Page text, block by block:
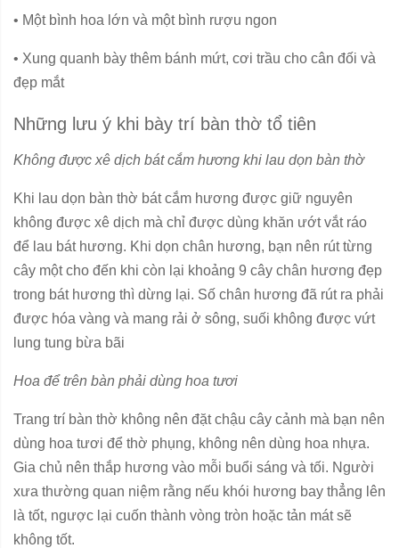
• Một bình hoa lớn và một bình rượu ngon
• Xung quanh bày thêm bánh mứt, cơi trầu cho cân đối và
đẹp mắt
Những lưu ý khi bày trí bàn thờ tổ tiên
Không được xê dịch bát cắm hương khi lau dọn bàn thờ
Khi lau dọn bàn thờ bát cắm hương được giữ nguyên
không được xê dịch mà chỉ được dùng khăn ướt vắt ráo
để lau bát hương. Khi dọn chân hương, bạn nên rút từng
cây một cho đến khi còn lại khoảng 9 cây chân hương đẹp
trong bát hương thì dừng lại. Số chân hương đã rút ra phải
được hóa vàng và mang rải ở sông, suối không được vứt
lung tung bừa bãi
Hoa để trên bàn phải dùng hoa tươi
Trang trí bàn thờ không nên đặt chậu cây cảnh mà bạn nên
dùng hoa tươi để thờ phụng, không nên dùng hoa nhựa.
Gia chủ nên thắp hương vào mỗi buổi sáng và tối. Người
xưa thường quan niệm rằng nếu khói hương bay thẳng lên
là tốt, ngược lại cuốn thành vòng tròn hoặc tản mát sẽ
không tốt.